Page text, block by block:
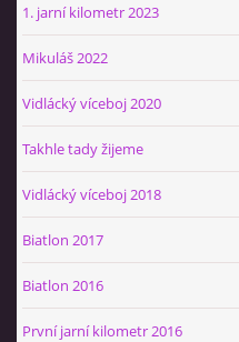
1. jarní kilometr 2023
Mikuláš 2022
Vidlácký víceboj 2020
Takhle tady žijeme
Vidlácký víceboj 2018
Biatlon 2017
Biatlon 2016
První jarní kilometr 2016